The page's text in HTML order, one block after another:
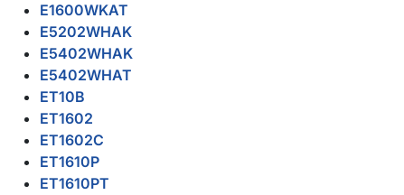
E1600WKAT
E5202WHAK
E5402WHAK
E5402WHAT
ET10B
ET1602
ET1602C
ET1610P
ET1610PT